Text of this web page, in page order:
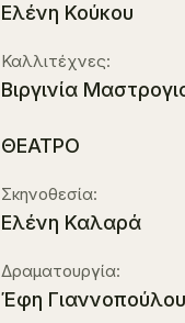
Ελένη Κούκου
Καλλιτέχνες:
Βιργινία
ΘΕΑΤΡΟ
Σκηνοθεσία:
Ελένη Καλαρά
Δραματουργία:
Έφη Γιαννοπούλου